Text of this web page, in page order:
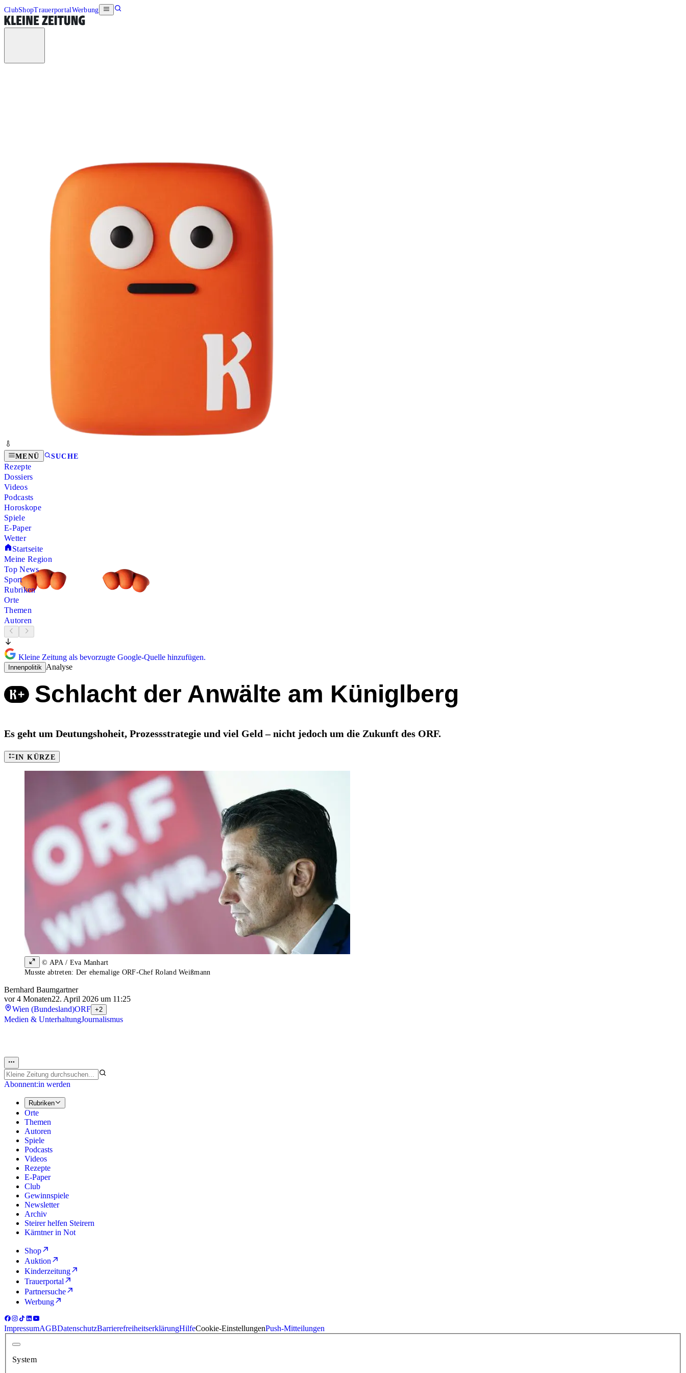
ClubShopTrauerportalWerbung
MENÜ SUCHE
Rezepte
Dossiers
Videos
Podcasts
Horoskope
Spiele
E-Paper
Wetter
Startseite
Meine Region
Top News
Sport
Rubriken
Orte
Themen
Autoren
Kleine Zeitung als bevorzugte Google-Quelle hinzufügen.
Innenpolitik Analyse
Schlacht der Anwälte am Küniglberg
Es geht um Deutungshoheit, Prozessstrategie und viel Geld – nicht jedoch um die Zukunft des ORF.
IN KÜRZE
© APA / Eva Manhart
Musste abtreten: Der ehemalige ORF-Chef Roland Weißmann
Bernhard Baumgartner
vor 4 Monaten22. April 2026 um 11:25
Wien (Bundesland)ORF +2
Medien & UnterhaltungJournalismus
Abonnent:in werden
Rubriken
Orte
Themen
Autoren
Spiele
Podcasts
Videos
Rezepte
E-Paper
Club
Gewinnspiele
Newsletter
Archiv
Steirer helfen Steirern
Kärntner in Not
Shop
Auktion
Kinderzeitung
Trauerportal
Partnersuche
Werbung
ImpressumAGBDatenschutzBarrierefreiheitserklärungHilfeCookie-EinstellungenPush-Mitteilungen
System